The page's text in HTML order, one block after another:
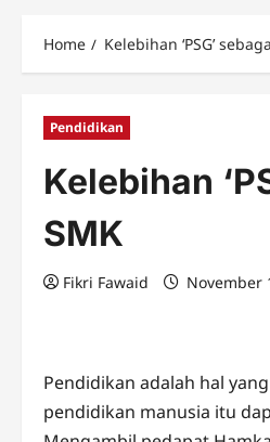
Home Kelebihan ‘PSG’
Pendidikan
Kelebihan
SMK
Fikri Fawaid November
Pendidikan adalah hal
pendidikan manusia itu